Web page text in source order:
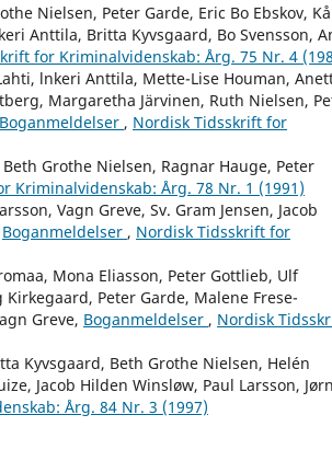
Nielsen, Peter Garde, Eric Bo Ebskov,
Anttila, Britta Kyvsgaard, Bo Svensson,
for Kriminalvidenskab: Årg. 75 Nr. 4
lnkeri Anttila, Mette-Lise Houman,
Margaretha Järvinen, Ruth Nielsen,
Boganmeldelser , Nordisk Tidsskrift for
Grothe Nielsen, Ragnar Hauge, Peter
Kriminalvidenskab: Årg. 78 Nr. 1 (1991)
Vagn Greve, Sv. Gram Jensen, Jacob
Boganmeldelser , Nordisk Tidsskrift for
Mona Eliasson, Peter Gottlieb, Ulf
Peter Garde, Malene Frese-
Greve, Boganmeldelser , Nordisk
Kyvsgaard, Beth Grothe Nielsen, Helén
Jacob Hilden Winsløw, Paul Larsson, Jørn
Årg. 84 Nr. 3 (1997)